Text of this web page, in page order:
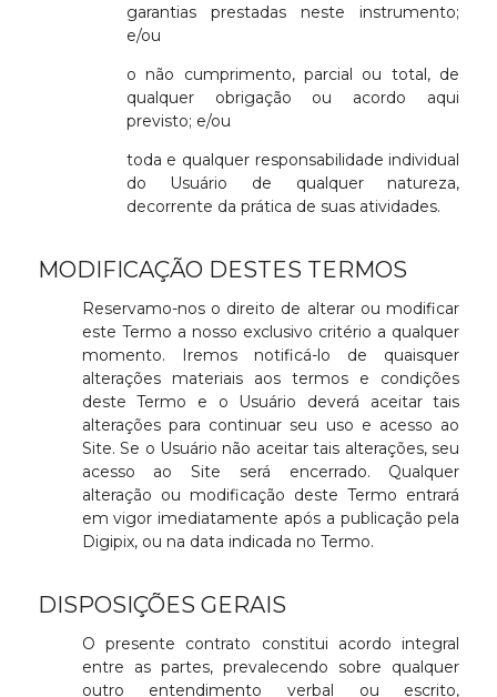
garantias prestadas neste instrumento;
e/ou
o não cumprimento, parcial ou total, de
qualquer obrigação ou acordo aqui
previsto; e/ou
toda e qualquer responsabilidade individual
do Usuário de qualquer natureza,
decorrente da prática de suas atividades.
MODIFICAÇÃO DESTES TERMOS
Reservamo-nos o direito de alterar ou modificar
este Termo a nosso exclusivo critério a qualquer
momento. Iremos notificá-lo de quaisquer
alterações materiais aos termos e condições
deste Termo e o Usuário deverá aceitar tais
alterações para continuar seu uso e acesso ao
Site. Se o Usuário não aceitar tais alterações, seu
acesso ao Site será encerrado. Qualquer
alteração ou modificação deste Termo entrará
em vigor imediatamente após a publicação pela
Digipix, ou na data indicada no Termo.
DISPOSIÇÕES GERAIS
O presente contrato constitui acordo integral
entre as partes, prevalecendo sobre qualquer
outro entendimento verbal ou escrito,